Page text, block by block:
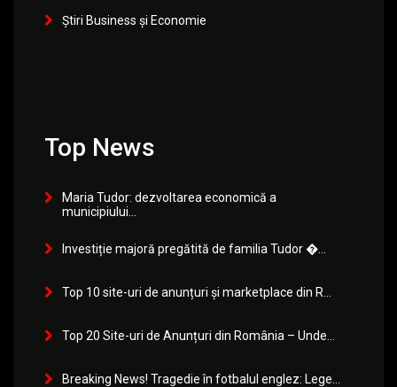
Știri Business și Economie
Top News
Maria Tudor: dezvoltarea economică a
municipiului...
Investiție majoră pregătită de familia Tudor �...
Top 10 site-uri de anunțuri și marketplace din R...
Top 20 Site-uri de Anunțuri din România – Unde...
Breaking News! Tragedie în fotbalul englez: Lege...